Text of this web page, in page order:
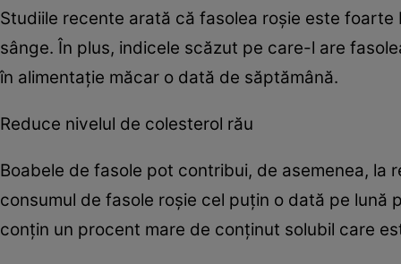
Studiile recente arată că fasolea roşie este
sânge. În plus, indicele scăzut pe care-l are
în alimentaţie măcar o dată de săptămână.
Reduce nivelul de colesterol rău
Boabele de fasole pot contribui, de asemenea,
consumul de fasole roşie cel puţin o dată pe lună
conţin un procent mare de conţinut solubil care